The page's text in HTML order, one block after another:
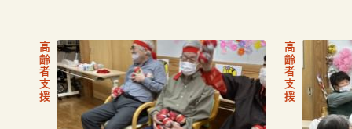
高齢者支援 高齢者支援